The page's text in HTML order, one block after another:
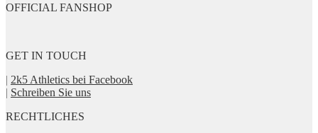
OFFICIAL FANSHOP
GET IN TOUCH
| 2k5 Athletics bei Facebook
| Schreiben Sie uns
RECHTLICHES